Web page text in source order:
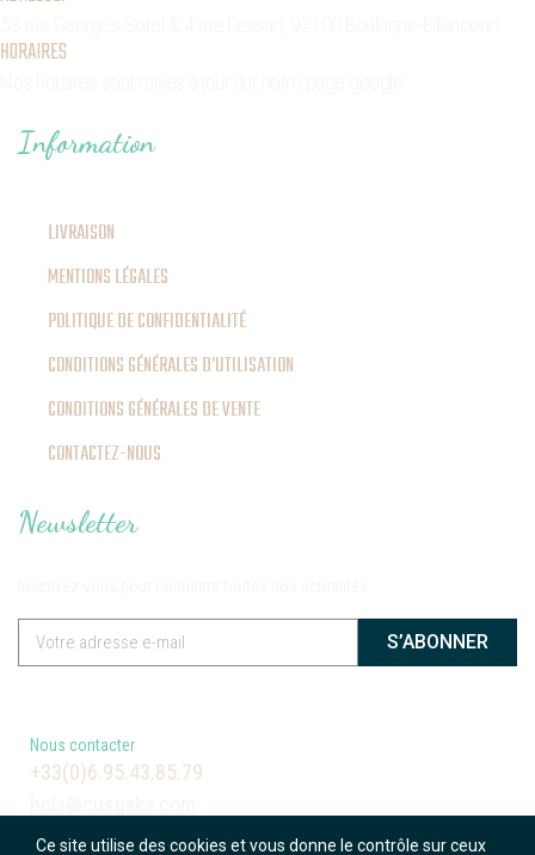
HORAIRES
Information
LIVRAISON
MENTIONS LÉGALES
POLITIQUE DE CONFIDENTIALITÉ
CONDITIONS GÉNÉRALES D'UTILISATION
CONDITIONS GÉNÉRALES DE VENTE
CONTACTEZ-NOUS
Newsletter
S’ABONNER
Nous contacter
+33(0)6.95.43.85.79
Ce site utilise des cookies et vous donne le contrôle sur ceux